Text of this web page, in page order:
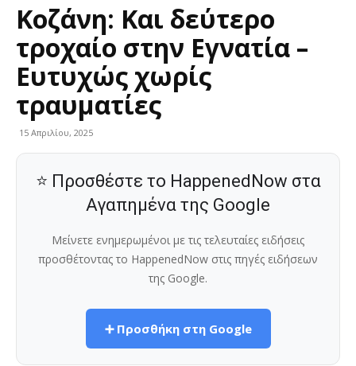
Κοζάνη: Και δεύτερο
τροχαίο στην Εγνατία –
Ευτυχώς χωρίς
τραυματίες
15 Απριλίου, 2025
⭐ Προσθέστε το HappenedNow στα
Αγαπημένα της Google
Μείνετε ενημερωμένοι με τις τελευταίες ειδήσεις
προσθέτοντας το HappenedNow στις πηγές ειδήσεων
της Google.
➕ Προσθήκη στη Google